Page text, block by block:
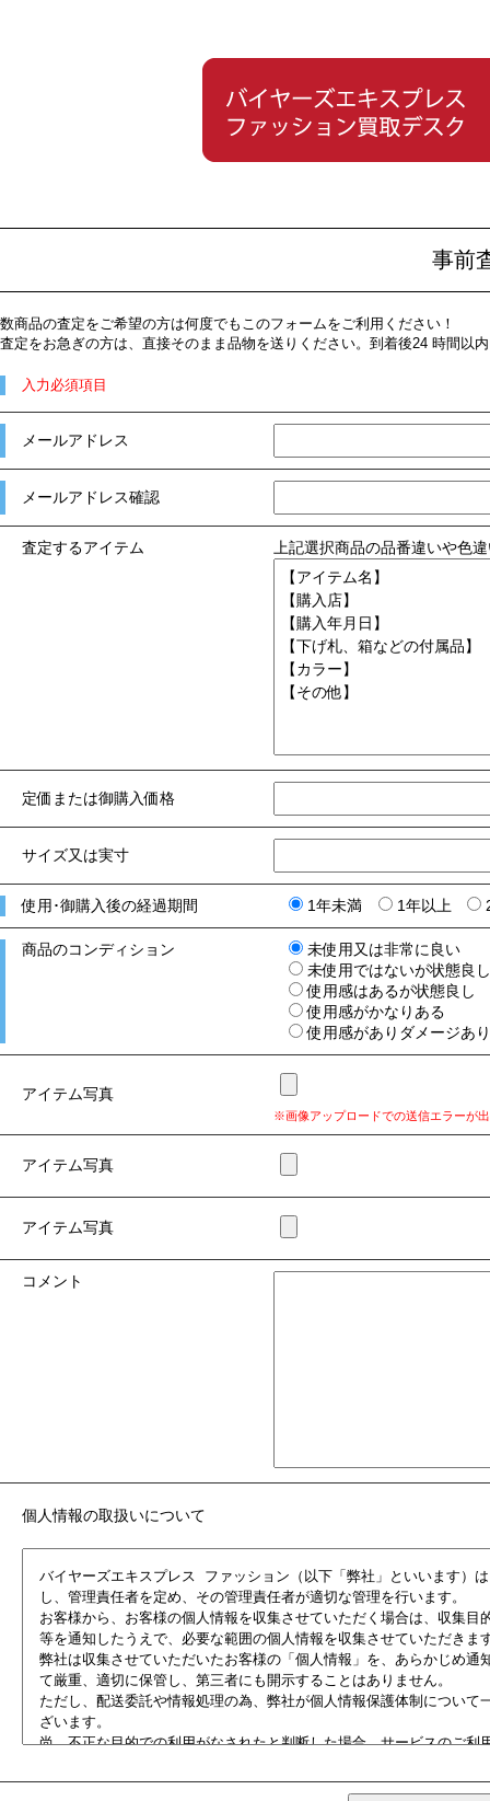
事前
数商品の査定をご希望の方は何度でもこのフォームをご利用ください！
査定をお急ぎの方は、直接そのまま品物を送りください。到着後24 時間以
入力必須項目
メールアドレス
メールアドレス確認
査定するアイテム 上記選択商品の品番違いや色
定価または御購入価格
サイズ又は実寸
使用･御購入後の経過期間 1年未満 1年以上
商品のコンディション
未使用又は非常に良い
未使用ではないが状態良
使用感はあるが状態良し
使用感がかなりある
使用感がありダメージあ
アイテム写真
※画像アップロードでの送信エラーが
アイテム写真
アイテム写真
コメント
個人情報の取扱いについて